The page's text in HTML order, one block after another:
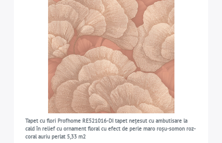
Tapet cu flori Profhome RE521016-DI tapet nețesut cu ambutisare la
cald în relief cu ornament floral cu efect de perle maro roșu-somon roz-
coral auriu perlat 5,33 m2